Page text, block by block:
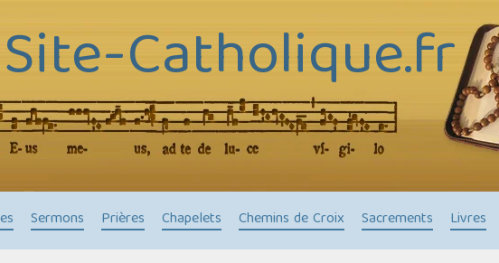
Site-Catholique.fr
Sermons Prières Chapelets Chemins de Croix Sacrements Livres